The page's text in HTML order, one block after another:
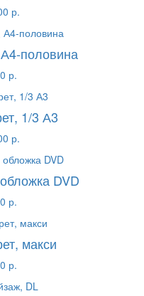
р.
половина
р.
1/3 А3
р.
DVD
р.
макси
р.